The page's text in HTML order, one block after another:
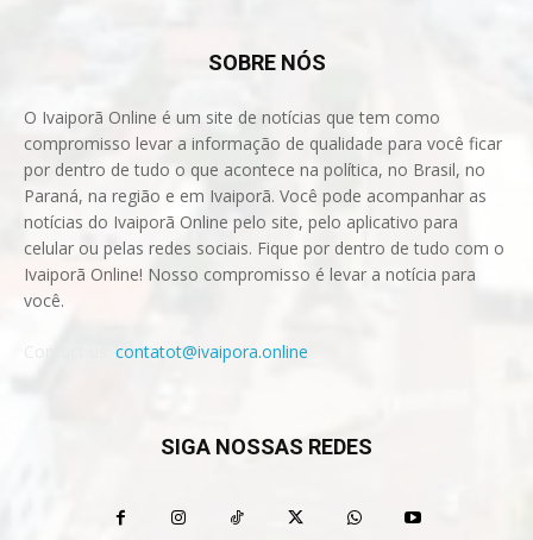
SOBRE NÓS
O Ivaiporã Online é um site de notícias que tem como
compromisso levar a informação de qualidade para você ficar
por dentro de tudo o que acontece na política, no Brasil, no
Paraná, na região e em Ivaiporã. Você pode acompanhar as
notícias do Ivaiporã Online pelo site, pelo aplicativo para
celular ou pelas redes sociais. Fique por dentro de tudo com o
Ivaiporã Online! Nosso compromisso é levar a notícia para
você.
contatot@ivaipora.online
SIGA NOSSAS REDES